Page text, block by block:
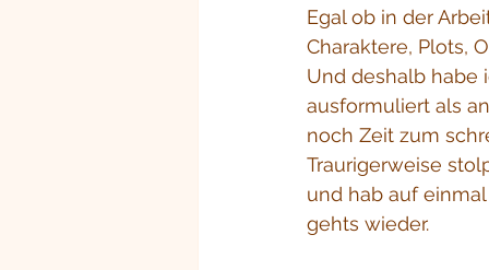
Egal ob in der
Charaktere, Plots,
Und deshalb habe
ausformuliert als
noch Zeit zum
Traurigerweise
und hab auf
gehts wieder.